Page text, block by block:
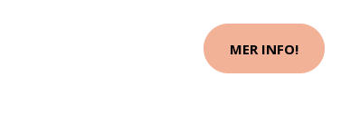
MER INFO!